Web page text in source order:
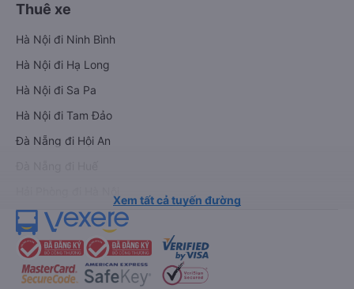
Thuê xe
Hà Nội đi Ninh Bình
Hà Nội đi Hạ Long
Hà Nội đi Sa Pa
Hà Nội đi Tam Đảo
Đà Nẵng đi Hội An
Xem tất cả tuyến đường